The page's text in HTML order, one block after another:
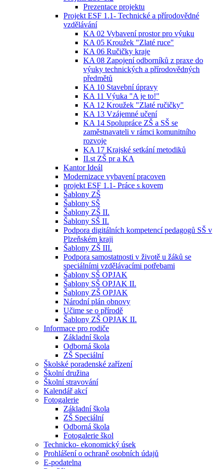
Prezentace projektu
Projekt ESF 1.1- Technické a přírodovědné
vzdělávání
KA 02 Vybavení prostor pro výuku
KA 05 Kroužek "Zlaté ruce"
KA 06 Ručičky kraje
KA 08 Zapojení odborníků z praxe do
výuky technických a přírodovědných
předmětů
KA 10 Stavební úpravy
KA 11 Výuka "A je to!"
KA 12 Kroužek "Zlaté ručičky"
KA 13 Vzájemné učení
KA 14 Spolupráce ZŠ a SŠ se
zaměstnavateli v rámci komunitního
rozvoje
KA 17 Krajské setkání metodiků
II.st ZŠ pr a KA
Kantor Ideál
Modernizace vybavení pracoven
projekt ESF 1.1- Práce s kovem
Šablony ZŠ
Šablony SŠ
Šablony ZŠ II.
Šablony SŠ II.
Podpora digitálních kompetencí pedagogů SŠ v
Plzeňském kraji
Šablony ZŠ III.
Podpora samostatnosti v životě u žáků se
speciálními vzdělávacími potřebami
Šablony SŠ OPJAK
Šablony SŠ OPJAK II.
Šablony ZŠ OPJAK
Národní plán obnovy
Učime se o přírodě
Šablony ZŠ OPJAK II.
Informace pro rodiče
Základní škola
Odborná škola
ZŠ Speciální
Školské poradenské zařízení
Školní družina
Školní stravování
Kalendář akcí
Fotogalerie
Základní škola
ZŠ Speciální
Odborná škola
Fotogalerie škol
Technicko- ekonomický úsek
Prohlášení o ochraně osobních údajů
E-podatelna